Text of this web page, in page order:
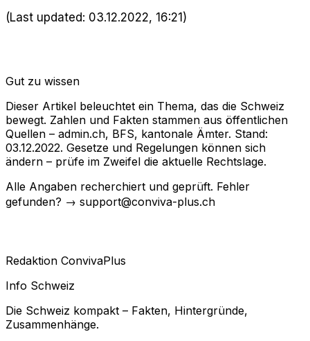
(Last updated: 03.12.2022, 16:21)
Gut zu wissen
Dieser Artikel beleuchtet ein Thema, das die Schweiz
bewegt. Zahlen und Fakten stammen aus öffentlichen
Quellen – admin.ch, BFS, kantonale Ämter. Stand:
03.12.2022. Gesetze und Regelungen können sich
ändern – prüfe im Zweifel die aktuelle Rechtslage.
Alle Angaben recherchiert und geprüft. Fehler
gefunden? → support@conviva-plus.ch
Redaktion ConvivaPlus
Info Schweiz
Die Schweiz kompakt – Fakten, Hintergründe,
Zusammenhänge.